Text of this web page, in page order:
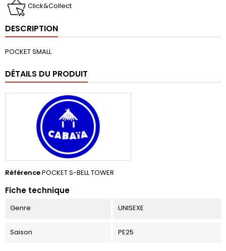
Click&Collect
DESCRIPTION
POCKET SMALL
DÉTAILS DU PRODUIT
RéférencePOCKET S-BELL TOWER
Fiche technique
Genre UNISEXE
Saison PE25